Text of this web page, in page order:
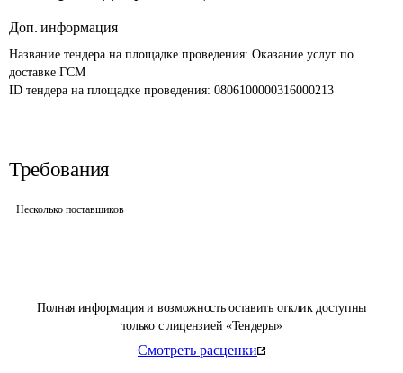
Полная информация и возможность оставить отклик доступны
только с лицензией «Тендеры»
Смотреть расценки
Доп. информация
Название тендера на площадке проведения: Оказание услуг по
доставке ГСМ
ID тендера на площадке проведения: 0806100000316000213
Требования
Несколько поставщиков